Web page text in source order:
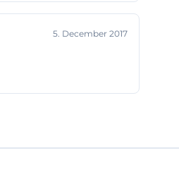
5. December 2017